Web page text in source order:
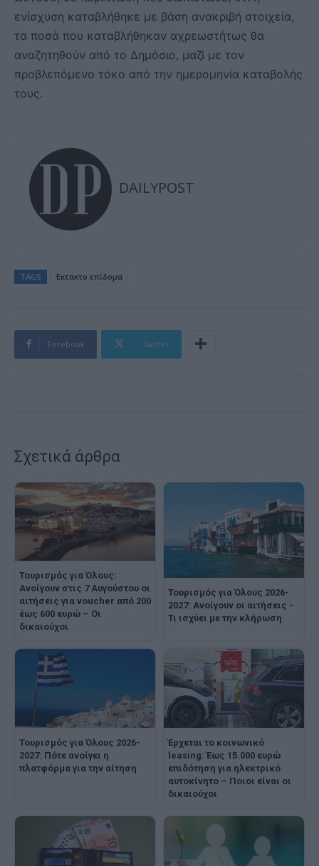
ενίσχυση καταβλήθηκε με βάση ανακριβή στοιχεία,
τα ποσά που καταβλήθηκαν αχρεωστήτως θα
αναζητηθούν από το Δημόσιο, μαζί με τον
προβλεπόμενο τόκο από την ημερομηνία καταβολής
τους.
DAILYPOST
TAGS Έκτακτο επίδομα
Facebook Twitter
Σχετικά άρθρα
Τουρισμός για Όλους:
Ανοίγουν στις 7 Αυγούστου οι
αιτήσεις για voucher από 200
έως 600 ευρώ – Oι
δικαιούχοι
Τουρισμός για Όλους 2026-
2027: Ανοίγουν οι αιτήσεις -
Τι ισχύει με την κλήρωση
Τουρισμός για Όλους 2026-
2027: Πότε ανοίγει η
πλατφόρμα για την αίτηση
Έρχεται το κοινωνικό
leasing: Έως 15.000 ευρώ
επιδότηση για ηλεκτρικό
αυτοκίνητο – Ποιοι είναι οι
δικαιούχοι